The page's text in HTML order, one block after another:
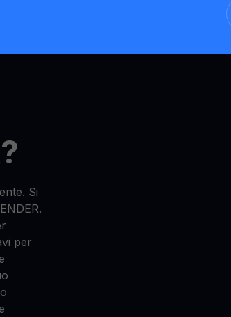
e
di
Si
per